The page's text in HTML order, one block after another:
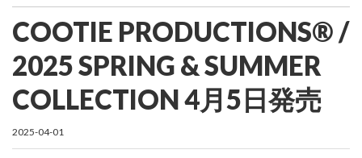
COOTIE PRODUCTIONS® /
2025 SPRING & SUMMER
COLLECTION 4月5日発売
2025-04-01